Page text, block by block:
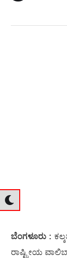
ಬೆಂಗಳೂರು :
ರಾಷ್ಟ್ರೀಯ